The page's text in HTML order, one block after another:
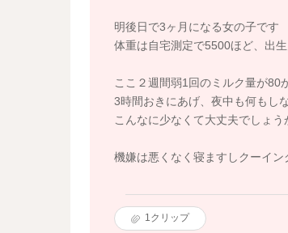
明後日で3ヶ月になる女の子です
体重は自宅測定で5500ほど、出
ここ２週間弱1回のミルク量が80
3時間おきにあげ、夜中も何もし
こんなに少なくて大丈夫でしょう
機嫌は悪くなく寝ますしクーイン
1クリップ